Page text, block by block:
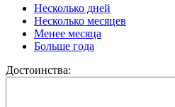
Несколько дней
Несколько месяцев
Менее месяца
Больше года
Достоинства: